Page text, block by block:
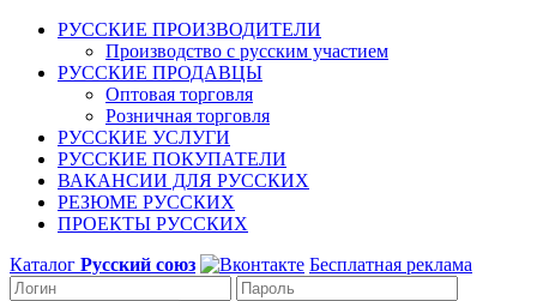
РУССКИЕ ПРОИЗВОДИТЕЛИ
Производство с русским участием
РУССКИЕ ПРОДАВЦЫ
Оптовая торговля
Розничная торговля
РУССКИЕ УСЛУГИ
РУССКИЕ ПОКУПАТЕЛИ
ВАКАНСИИ ДЛЯ РУССКИХ
РЕЗЮМЕ РУССКИХ
ПРОЕКТЫ РУССКИХ
Каталог Русский союз Бесплатная реклама